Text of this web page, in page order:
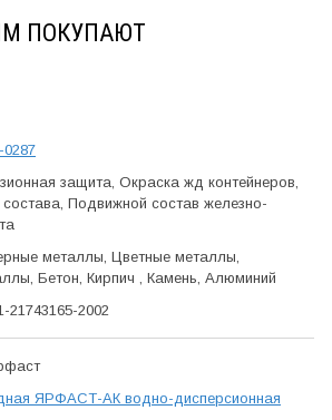
ПОКУПАЮТ
защита, Окраска жд контейнеров,
Подвижной состав железно­
металлы, Цветные металлы,
Бетон, Кирпич , Камень, Алюминий
21743165-2002
ЯРФАСТ-АК водно-дисперсионная